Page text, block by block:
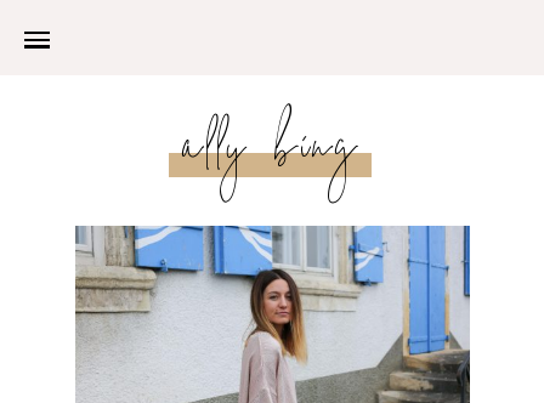
ally bing